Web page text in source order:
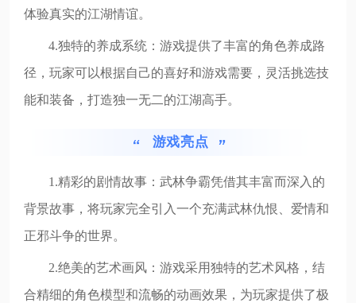
体验真实的江湖情谊。
4.独特的养成系统：游戏提供了丰富的角色养成路
径，玩家可以根据自己的喜好和游戏需要，灵活挑选技
能和装备，打造独一无二的江湖高手。
游戏亮点
1.精彩的剧情故事：武林争霸凭借其丰富而深入的
背景故事，将玩家完全引入一个充满武林仇恨、爱情和
正邪斗争的世界。
2.绝美的艺术画风：游戏采用独特的艺术风格，结
合精细的角色模型和流畅的动画效果，为玩家提供了极